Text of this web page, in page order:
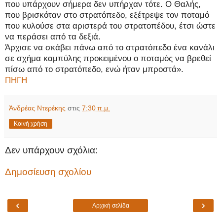
που υπάρχουν σήμερα δεν υπήρχαν τότε. Ο Θαλής,
που βρισκόταν στο στρατόπεδο, εξέτρεψε τον ποταμό
που κυλούσε στα αριστερά του στρατοπέδου, έτσι ώστε
να περάσει από τα δεξιά.
Άρχισε να σκάβει πάνω από το στρατόπεδο ένα κανάλι
σε σχήμα καμπύλης προκειμένου ο ποταμός να βρεθεί
πίσω από το στρατόπεδο, ενώ ήταν μπροστά».
ΠΗΓΗ
Άνδρέας Ντερέκης στις 7:30 π.μ.
Κοινή χρήση
Δεν υπάρχουν σχόλια:
Δημοσίευση σχολίου
‹ ›
Αρχική σελίδα